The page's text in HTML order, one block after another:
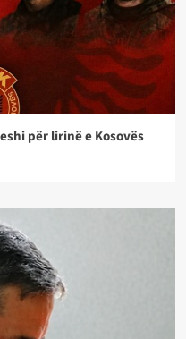
për lirinë e Kosovës